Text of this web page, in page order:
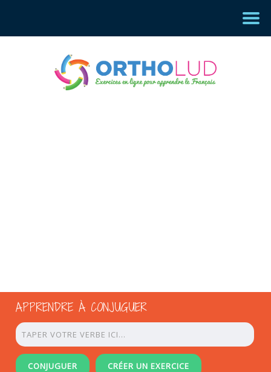
APPRENDRE À CONJUGUER
CONJUGUER CRÉER UN EXERCICE